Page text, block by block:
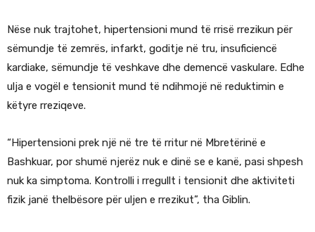
Nëse nuk trajtohet, hipertensioni mund të rrisë rrezikun për
sëmundje të zemrës, infarkt, goditje në tru, insuficiencë
kardiake, sëmundje të veshkave dhe demencë vaskulare. Edhe
ulja e vogël e tensionit mund të ndihmojë në reduktimin e
këtyre rreziqeve.
“Hipertensioni prek një në tre të rritur në Mbretërinë e
Bashkuar, por shumë njerëz nuk e dinë se e kanë, pasi shpesh
nuk ka simptoma. Kontrolli i rregullt i tensionit dhe aktiviteti
fizik janë thelbësore për uljen e rrezikut”, tha Giblin.